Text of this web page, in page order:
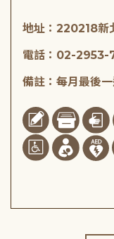
地址：220218新
電話：02-
備註：每月最後